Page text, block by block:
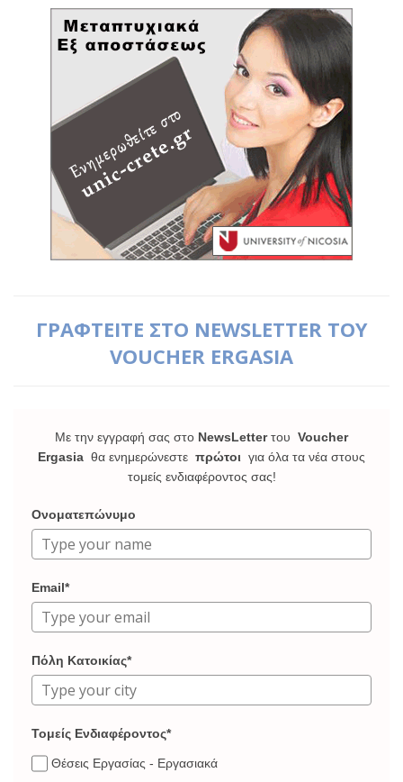
ΓΡΑΦΤΕΙΤΕ ΣΤΟ NEWSLETTER ΤΟΥ
VOUCHER ERGASIA
Με την εγγραφή σας στο NewsLetterτου Voucher
Ergasia θα ενημερώνεστε πρώτοι για όλα τα νέα στους
τομείς ενδιαφέροντος σας!
Ονοματεπώνυμο
Email*
Πόλη Κατοικίας*
Τομείς Ενδιαφέροντος*
Θέσεις Εργασίας - Εργασιακά